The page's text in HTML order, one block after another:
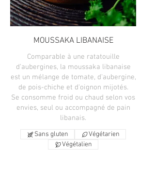
MOUSSAKA LIBANAISE
Comparable à une ratatouille
d'aubergines, la moussaka libanaise
est un mélange de tomate, d'aubergine,
de pois-chiche et d'oignon mijotés.
Se consomme froid ou chaud selon vos
envies, seul ou accompagné de pain
libanais.
Sans gluten
Végétarien
Végétalien